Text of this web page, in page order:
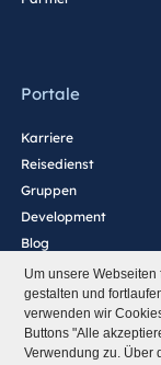
Um unsere Webseiten
gestalten und
verwenden wir
Buttons "Alle
Verwendung zu. Über
Portale
Karriere
Reisedienst
Gruppen
Development
Blog